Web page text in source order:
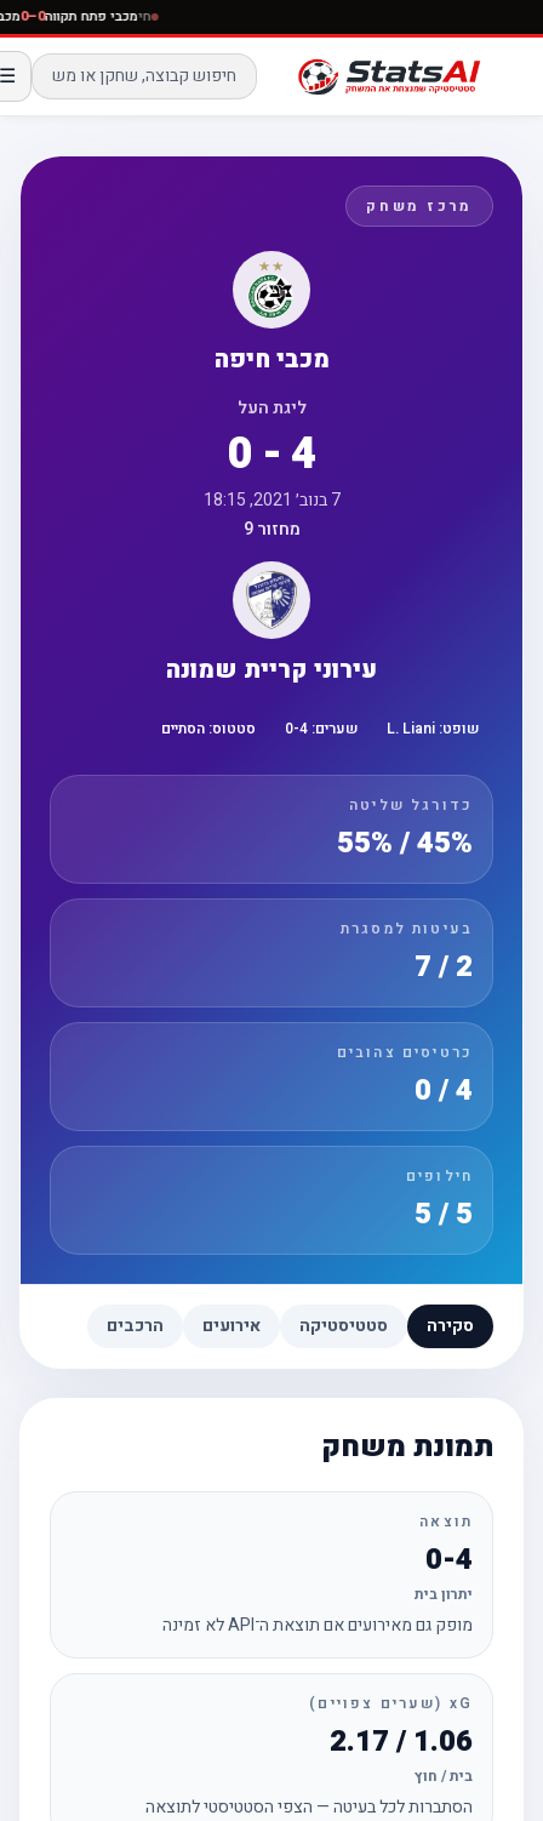
חימכבי פתח תקווה0–0
☰
מרכז משחק
מכבי חיפה
ליגת העל
0 - 4
מחזור 9
עירוני קריית שמונה
שופט:L. Liani שערים: 0 -4 סטטוס:הסתיים
כדורגל שליטה
45% / 55%
בעיטות למסגרת
כרטיסים צהובים
חילופים
סקירה סטטיסטיקה אירועים הרכבים
תמונת משחק
תוצאה
0-4
יתרון בית
מופק גם מאירועים אם תוצאת ה־API לא זמינה
xG (שערים צפויים)
1.06 / 2.17
בית / חוץ
הסתברות לכל בעיטה — הצפי הסטטיסטי לתוצאה